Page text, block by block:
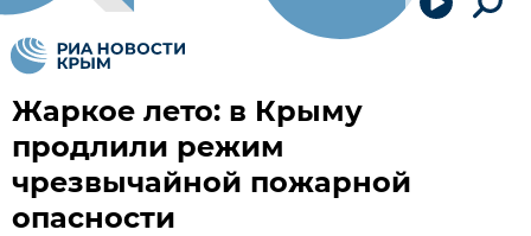
Жаркое лето: в Крыму
продлили режим
чрезвычайной пожарной
опасности